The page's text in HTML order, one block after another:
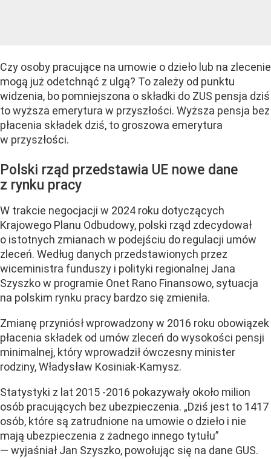
Czy osoby pracujące na umowie o dzieło lub na zlecenie
mogą już odetchnąć z ulgą? To zależy od punktu
widzenia, bo pomniejszona o składki do ZUS pensja dziś
to wyższa emerytura w przyszłości. Wyższa pensja bez
płacenia składek dziś, to groszowa emerytura
w przyszłości.
Polski rząd przedstawia UE nowe dane
z rynku pracy
W trakcie negocjacji w 2024 roku dotyczących
Krajowego Planu Odbudowy, polski rząd zdecydował
o istotnych zmianach w podejściu do regulacji umów
zleceń. Według danych przedstawionych przez
wiceministra funduszy i polityki regionalnej Jana
Szyszko w programie Onet Rano Finansowo, sytuacja
na polskim rynku pracy bardzo się zmieniła.
Zmianę przyniósł wprowadzony w 2016 roku obowiązek
płacenia składek od umów zleceń do wysokości pensji
minimalnej, który wprowadził ówczesny minister
rodziny, Władysław Kosiniak-Kamysz.
Statystyki z lat 2015 -2016 pokazywały około milion
osób pracujących bez ubezpieczenia. „Dziś jest to 1417
osób, które są zatrudnione na umowie o dzieło i nie
mają ubezpieczenia z żadnego innego tytułu”
— wyjaśniał Jan Szyszko, powołując się na dane GUS.